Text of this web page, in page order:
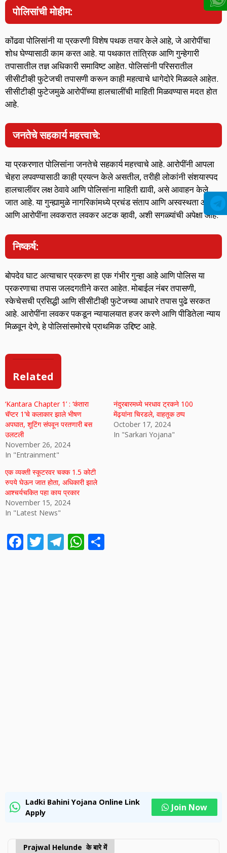
पोलिसांची मोहीम:
कोंढवा पोलिसांनी या प्रकरणी विशेष पथक तयार केले आहे, जे आरोपींचा
शोध घेण्यासाठी काम करत आहे. या पथकात तांत्रिक आणि गुन्हेगारी
तपासातील तज्ञ अधिकारी समाविष्ट आहेत. पोलिसांनी परिसरातील
सीसीटीव्ही फुटेजची तपासणी करून काही महत्वाचे धागेदोरे मिळवले आहेत.
सीसीटीव्ही फुटेजमुळे आरोपींच्या हालचालींची माहिती मिळवण्यास मदत होत
आहे.
जनतेचे सहकार्य महत्त्वाचे:
या प्रकरणात पोलिसांना जनतेचे सहकार्य महत्त्वाचे आहे. आरोपींनी आपला
चेहरा लपवण्यासाठी काही प्रयत्न केले असतील, तरीही लोकांनी संशयास्पद
हालचालींवर लक्ष ठेवावे आणि पोलिसांना माहिती द्यावी, असे आवाहन केले
जात आहे. या गुन्ह्यामुळे नागरिकांमध्ये प्रचंड संताप आणि अस्वस्थता आहे,
आणि आरोपींना लवकरात लवकर अटक व्हावी, अशी सगळ्यांची अपेक्षा आहे.
निष्कर्ष:
बोपदेव घाट अत्याचार प्रकरण हा एक गंभीर गुन्हा आहे आणि पोलिस या
प्रकरणाचा तपास जलदगतीने करत आहेत. मोबाईल नंबर तपासणी,
स्केचेसची प्रसिद्धी आणि सीसीटीव्ही फुटेजच्या आधारे तपास पुढे सरकत
आहे. आरोपींना लवकर पकडून न्यायालयात हजर करणे आणि पीडितेला न्याय
मिळवून देणे, हे पोलिसांसमोरचे प्राथमिक उद्दिष्ट आहे.
Related
‘Kantara Chapter 1’ : ‘कंतारा
चॅप्टर 1’चे कलाकार झाले भीषण
अपघात, शूटिंग संपवून परतणारी बस
उलटली
November 26, 2024
In "Entrainment"
नंदुरबारमध्ये भरधाव ट्रकने 100
मेंढ्यांना चिरडले, वाहतूक ठप्प
October 17, 2024
In "Sarkari Yojana"
एक व्यक्ती स्कूटरवर चक्क 1.5 कोटी
रुपये घेऊन जात होता, अधिकारी झाले
आश्चर्यचकित पहा काय प्रकार
November 15, 2024
In "Latest News"
F T T W
Ladki Bahini Yojana Online Link
Apply
Join Now
Prajwal Helunde के बारे में